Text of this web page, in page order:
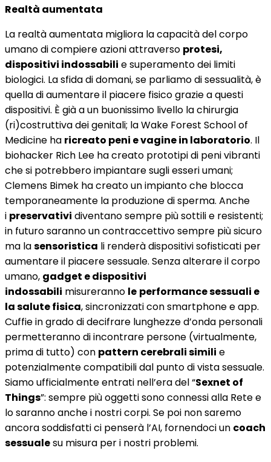
Realtà aumentata
La realtà aumentata migliora la capacità del corpo
umano di compiere azioni attraverso protesi,
dispositivi indossabili e superamento dei limiti
biologici. La sfida di domani, se parliamo di sessualità, è
quella di aumentare il piacere fisico grazie a questi
dispositivi. È già a un buonissimo livello la chirurgia
(ri)costruttiva dei genitali; la Wake Forest School of
Medicine ha ricreato peni e vagine in laboratorio. Il
biohacker Rich Lee ha creato prototipi di peni vibranti
che si potrebbero impiantare sugli esseri umani;
Clemens Bimek ha creato un impianto che blocca
temporaneamente la produzione di sperma. Anche
i preservativi diventano sempre più sottili e resistenti;
in futuro saranno un contraccettivo sempre più sicuro
ma lasensoristica li renderà dispositivi sofisticati per
aumentare il piacere sessuale. Senza alterare il corpo
umano, gadget e dispositivi
indossabili misureranno le performance sessuali e
la salute fisica, sincronizzati con smartphone e app.
Cuffie in grado di decifrare lunghezze d’onda personali
permetteranno di incontrare persone (virtualmente,
prima di tutto) con pattern cerebrali simili e
potenzialmente compatibili dal punto di vista sessuale.
Siamo ufficialmente entrati nell’era del “Sexnet of
Things”: sempre più oggetti sono connessi alla Rete e
lo saranno anche i nostri corpi. Se poi non saremo
ancora soddisfatti ci penserà l’AI, fornendoci un coach
sessualesu misura per i nostri problemi.